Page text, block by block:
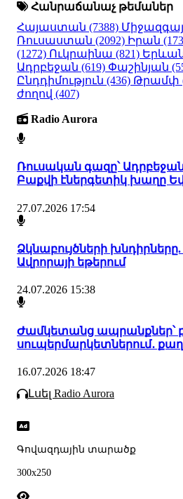
Հանրաճանաչ թեմաներ
Հայաստան (7388)
Ռուսաստան (2092) Իրան
(1272) Ուկրաինա (821)
Ադրբեջան (619) Փաշինյան
Ընդդիմություն (436) Թրամփ
ժողով (407)
Radio Aurora
Ռուսական գազը՝
Բաքվի էներգետիկ խաղը
27.07.2026 17:54
Ձկնաբույծների
Ավրորայի եթերում
24.07.2026 15:38
Ժամկետանց ապրանքներ՝
սուպերմարկետներում․
16.07.2026 18:47
Լսել Radio Aurora
Գովազդային տարածք
300x250